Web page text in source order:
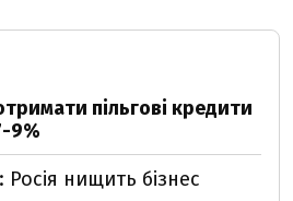
пільгові кредити
9%
нищить бізнес